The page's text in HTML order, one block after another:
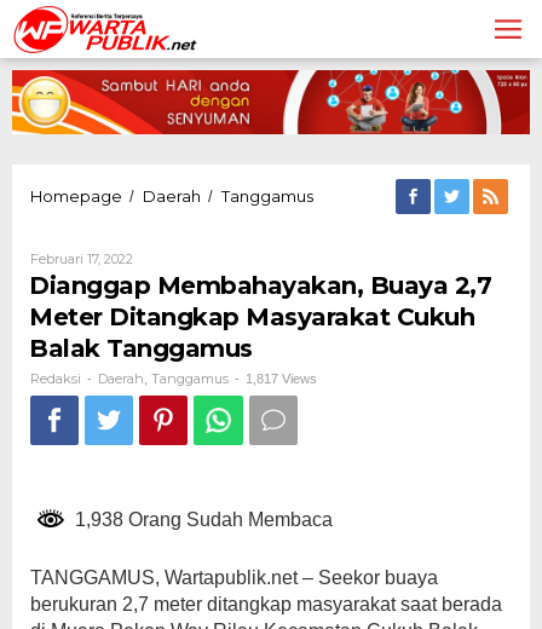
Lewati
ke
konten
Homepage / Daerah / TanggamusDianggap
Membahayakan,
Meter
Ditangkap
Masyarakat
Februari 17, 2022
Redaksi
Dianggap Membahayakan, Buaya 2,7
Meter Ditangkap Masyarakat Cukuh
Balak Tanggamus
Redaksi - Daerah Tanggamus - 1,817 Views
1,938 Orang Sudah Membaca
TANGGAMUS, Wartapublik.net – Seekor buaya
berukuran 2,7 meter ditangkap masyarakat saat berada